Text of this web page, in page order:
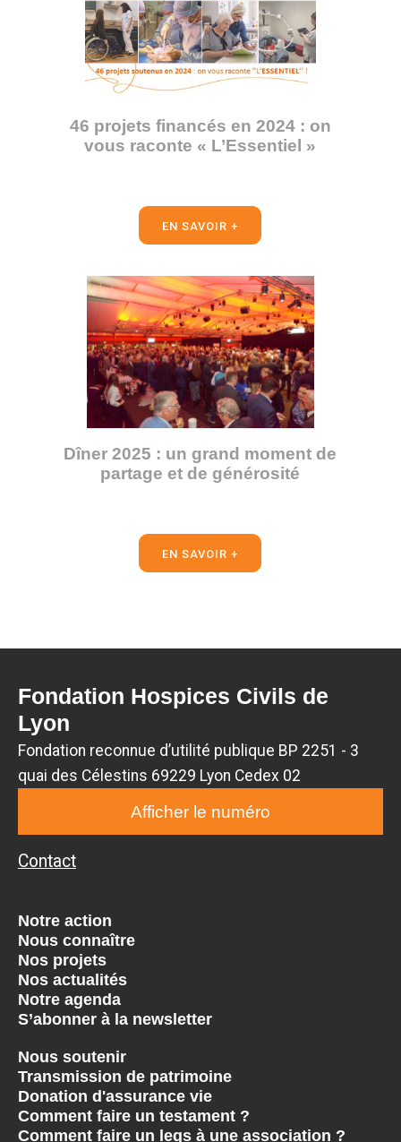
46 projets financés en 2024 : on
vous raconte « L’Essentiel »
EN SAVOIR +
Dîner 2025 : un grand moment de
partage et de générosité
EN SAVOIR +
Fondation Hospices Civils de
Lyon
Fondation reconnue d’utilité publique BP 2251 - 3
quai des Célestins 69229 Lyon Cedex 02
Afficher le numéro
Contact
Notre action
Nous connaître
Nos projets
Nos actualités
Notre agenda
S’abonner à la newsletter
Nous soutenir
Transmission de patrimoine
Donation d'assurance vie
Comment faire un testament ?
Comment faire un legs à une association ?